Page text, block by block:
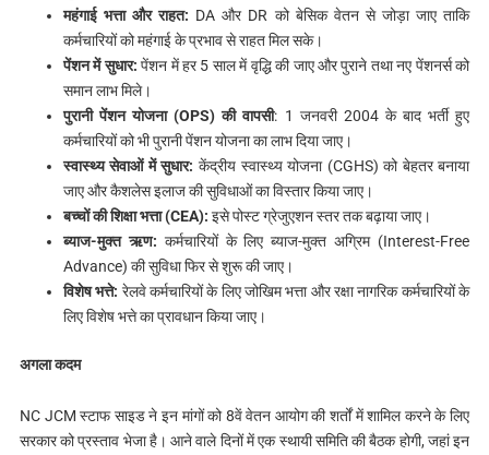
महंगाई भत्ता और राहत: DA और DR को बेसिक वेतन से जोड़ा जाए ताकि
कर्मचारियों को महंगाई के प्रभाव से राहत मिल सके।
पेंशन में सुधार: पेंशन में हर 5 साल में वृद्धि की जाए और पुराने तथा नए पेंशनर्स को
समान लाभ मिले।
पुरानी पेंशन योजना (OPS) की वापसी: 1 जनवरी 2004 के बाद भर्ती हुए
कर्मचारियों को भी पुरानी पेंशन योजना का लाभ दिया जाए।
स्वास्थ्य सेवाओं में सुधार: केंद्रीय स्वास्थ्य योजना (CGHS) को बेहतर बनाया
जाए और कैशलेस इलाज की सुविधाओं का विस्तार किया जाए।
बच्चों की शिक्षा भत्ता (CEA): इसे पोस्ट ग्रेजुएशन स्तर तक बढ़ाया जाए।
ब्याज-मुक्त ऋण: कर्मचारियों के लिए ब्याज-मुक्त अग्रिम (Interest-Free
Advance) की सुविधा फिर से शुरू की जाए।
विशेष भत्ते: रेलवे कर्मचारियों के लिए जोखिम भत्ता और रक्षा नागरिक कर्मचारियों के
लिए विशेष भत्ते का प्रावधान किया जाए।
अगला कदम
NC JCM स्टाफ साइड ने इन मांगों को 8वें वेतन आयोग की शर्तों में शामिल करने के लिए
सरकार को प्रस्ताव भेजा है। आने वाले दिनों में एक स्थायी समिति की बैठक होगी, जहां इन